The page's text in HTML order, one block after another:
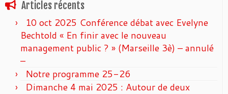
Articles récents
10 oct 2025 Conférence débat avec Evelyne
Bechtold « En finir avec le nouveau
management public ? » (Marseille 3è) – annulé
–
Notre programme 25-26
Dimanche 4 mai 2025 : Autour de deux